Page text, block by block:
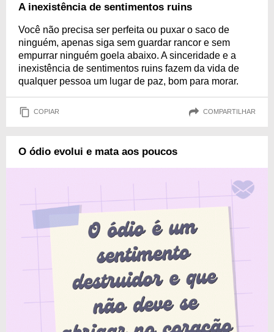
A inexistência de sentimentos ruins
Você não precisa ser perfeita ou puxar o saco de
ninguém, apenas siga sem guardar rancor e sem
empurrar ninguém goela abaixo. A sinceridade e a
inexistência de sentimentos ruins fazem da vida de
qualquer pessoa um lugar de paz, bom para morar.
COPIAR COMPARTILHAR
O ódio evolui e mata aos poucos